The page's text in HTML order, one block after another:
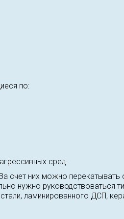
по:
сред.
счет них можно перекатывать
нужно руководствоваться
ламинированного ДСП,